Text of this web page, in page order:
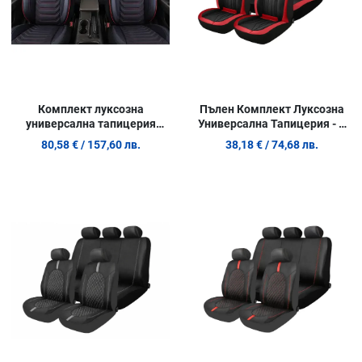
Комплект луксозна
универсална тапицерия
PANDA FLORIDA – Еко кожа и
текстил, Черно/Червено, За
80,58 € / 157,60 лв.
Пълен Комплект Луксозна
Универсална Тапицерия - 9
части Еко Кожа Черно/
Червено
38,18 € / 74,68 лв.
Quick View